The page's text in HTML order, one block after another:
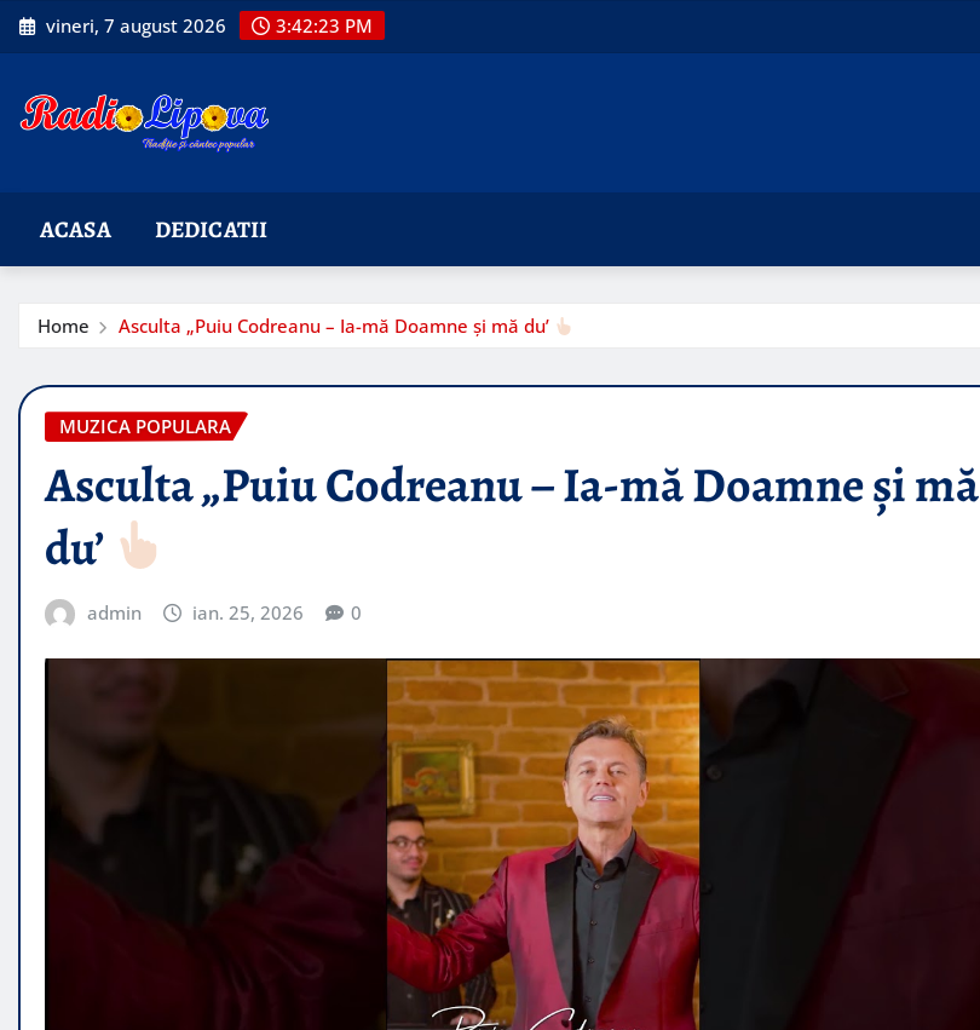
Skip
to
vineri, 7 august 2026 3:42:24 PM
ACASA DEDICATII
Home Asculta „Puiu Codreanu – Ia-mă Doamne și mă du’
MUZICA POPULARA
Asculta „Puiu Codreanu – Ia-mă Doamne și mă
du’
admin ian. 25, 2026 0